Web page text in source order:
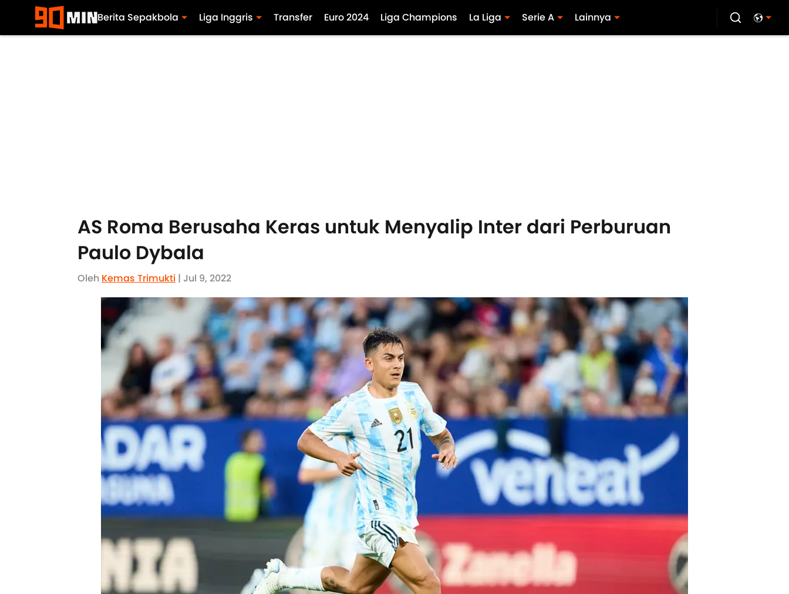
Berita Sepakbola Liga Inggris Transfer Euro 2024 Liga Champions La Liga Serie A Lainnya
AS Roma Berusaha Keras untuk Menyalip Inter dari Perburuan
Paulo Dybala
Oleh Kemas Trimukti | Jul 9, 2022